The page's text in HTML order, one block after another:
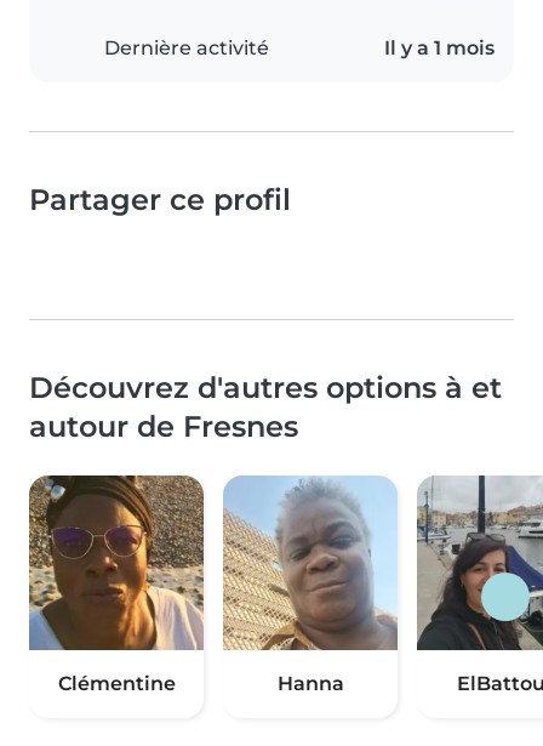
Dernière activité Il y a 1 mois
Partager ce profil
Découvrez d'autres options à et
autour de Fresnes
Clémentine Hanna